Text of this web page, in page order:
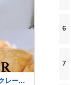
レープ
6
7